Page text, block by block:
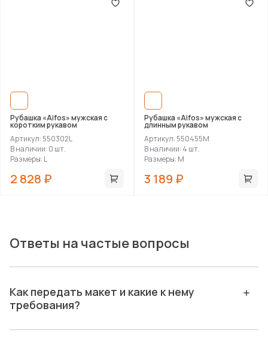
Рубашка «Aifos» мужская с
коротким рукавом
Артикул: 550302L
В наличии: 0 шт.
Размеры: L
2 828 ₽
Рубашка «Aifos» мужская с
длинным рукавом
Артикул: 550455M
В наличии: 4 шт.
Размеры: M
3 189 ₽
Ответы на частые вопросы
Как передать макет и какие к нему
требования?